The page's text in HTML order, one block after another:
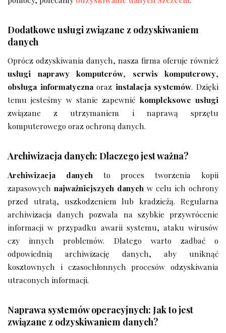
Dodatkowe usługi związane z odzyskiwaniem
danych
Oprócz odzyskiwania danych, nasza firma oferuje również
usługi naprawy komputerów, serwis komputerowy,
obsługa informatycznaoraz instalacja systemów. Dzięki
temu jesteśmy w stanie zapewnić kompleksowe usługi
związane z utrzymaniem i naprawą sprzętu
komputerowego oraz ochroną danych.
Archiwizacja danych: Dlaczego jest ważna?
Archiwizacja danych to proces tworzenia kopii
zapasowych najważniejszych danych w celu ich ochrony
przed utratą, uszkodzeniem lub kradzieżą. Regularna
archiwizacja danych pozwala na szybkie przywrócenie
informacji w przypadku awarii systemu, ataku wirusów
czy innych problemów. Dlatego warto zadbać o
odpowiednią archiwizację danych, aby uniknąć
kosztownych i czasochłonnych procesów odzyskiwania
utraconych informacji.
Naprawa systemów operacyjnych: Jak to jest
związane z odzyskiwaniem danych?